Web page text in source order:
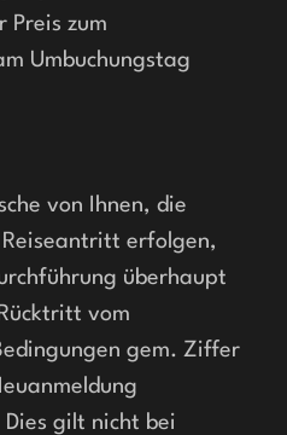
Preis zum
Umbuchungstag
von Ihnen, die
erfolgen,
überhaupt
vom
gem. Ziffer
gilt nicht bei